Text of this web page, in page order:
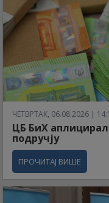
ЧЕТВРТАК, 06.08.2026 |
ЦБ БиХ
подручју
ПРОЧИТАЈ ВИШЕ